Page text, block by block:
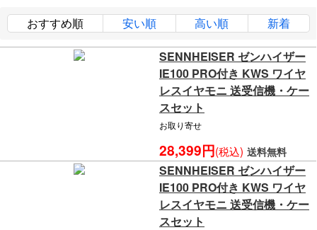
おすすめ順 安い順 高い順 新着
SENNHEISER ゼンハイザー
IE100 PRO付き KWS ワイヤ
レスイヤモニ 送受信機・ケー
スセット
お取り寄せ
28,399円(税込) 送料無料
SENNHEISER ゼンハイザー
IE100 PRO付き KWS ワイヤ
レスイヤモニ 送受信機・ケー
スセット